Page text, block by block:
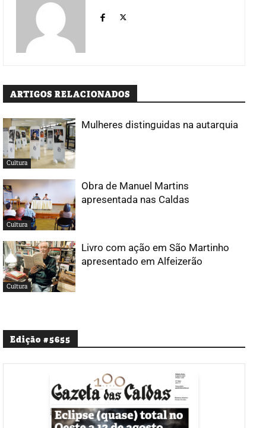
ARTIGOS RELACIONADOS
Cultura
Mulheres distinguidas na autarquia
Cultura
Obra de Manuel Martins
apresentada nas Caldas
Cultura
Livro com ação em São Martinho
apresentado em Alfeizerão
Edição #5655